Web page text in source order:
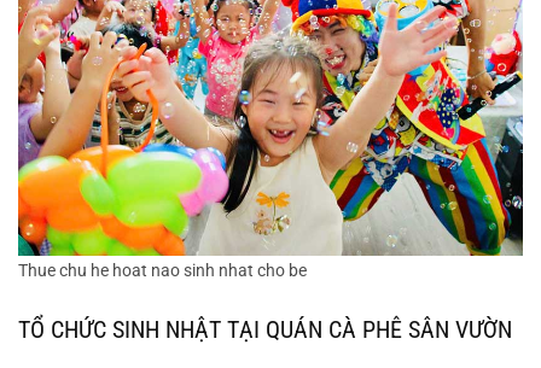
Thue chu he hoat nao sinh nhat cho be
TỔ CHỨC SINH NHẬT TẠI QUÁN CÀ PHÊ SÂN VƯỜN